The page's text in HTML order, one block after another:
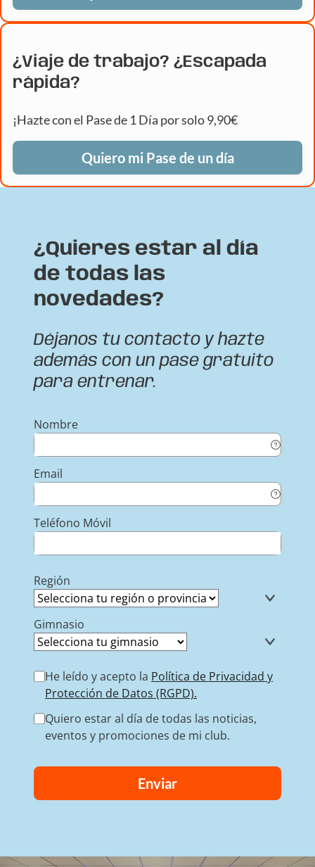
¿Viaje de trabajo? ¿Escapada
rápida?
¡Hazte con el Pase de 1 Día por solo 9,90€
Quiero mi Pase de un día
¿Quieres estar al día
de todas las
novedades?
Déjanos tu contacto y hazte
además con un pase gratuito
para entrenar.
Nombre
Email
Teléfono Móvil
Región
Gimnasio
He leído y acepto la Política de Privacidad y
Protección de Datos (RGPD).
Quiero estar al día de todas las noticias,
eventos y promociones de mi club.